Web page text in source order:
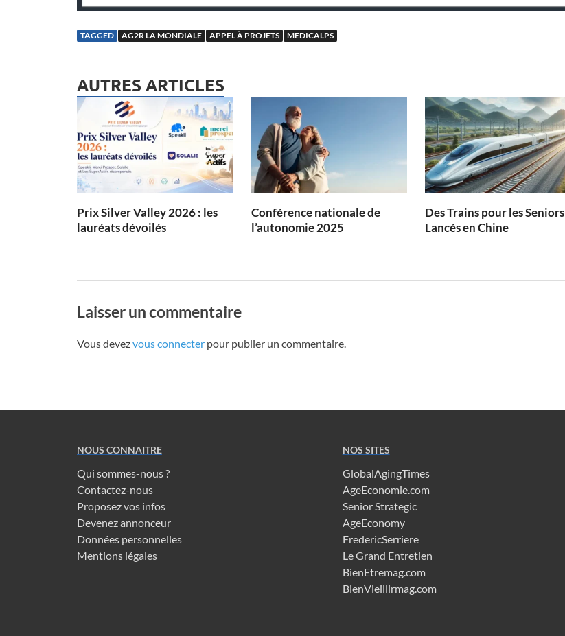
TAGGED AG2R LA MONDIALE APPEL À PROJETS MEDICALPS
AUTRES ARTICLES
Prix Silver Valley 2026 : les
lauréats dévoilés
Conférence nationale de
l’autonomie 2025
Des Trains pour les Seniors
Lancés en Chine
Laisser un commentaire
Vous devezvous connecter pour publier un commentaire.
NOUS CONNAITRE
Qui sommes-nous ?
Contactez-nous
Proposez vos infos
Devenez annonceur
Données personnelles
Mentions légales
NOS SITES
GlobalAgingTimes
AgeEconomie.com
Senior Strategic
AgeEconomy
FredericSerriere
Le Grand Entretien
BienEtremag.com
BienVieillirmag.com